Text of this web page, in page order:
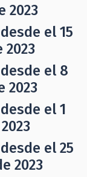
2023
el 15
2023
el 8
2023
el 1
el 25
2023